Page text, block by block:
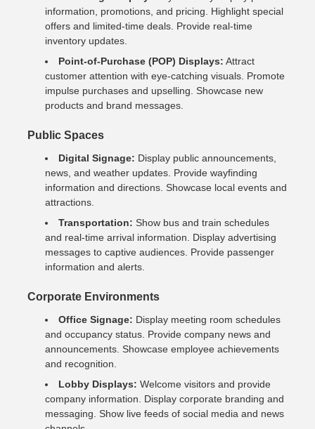
information, promotions, and pricing. Highlight special
offers and limited-time deals. Provide real-time
inventory updates.
Point-of-Purchase (POP) Displays: Attract
customer attention with eye-catching visuals. Promote
impulse purchases and upselling. Showcase new
products and brand messages.
Public Spaces
Digital Signage: Display public announcements,
news, and weather updates. Provide wayfinding
information and directions. Showcase local events and
attractions.
Transportation: Show bus and train schedules
and real-time arrival information. Display advertising
messages to captive audiences. Provide passenger
information and alerts.
Corporate Environments
Office Signage: Display meeting room schedules
and occupancy status. Provide company news and
announcements. Showcase employee achievements
and recognition.
Lobby Displays: Welcome visitors and provide
company information. Display corporate branding and
messaging. Show live feeds of social media and news